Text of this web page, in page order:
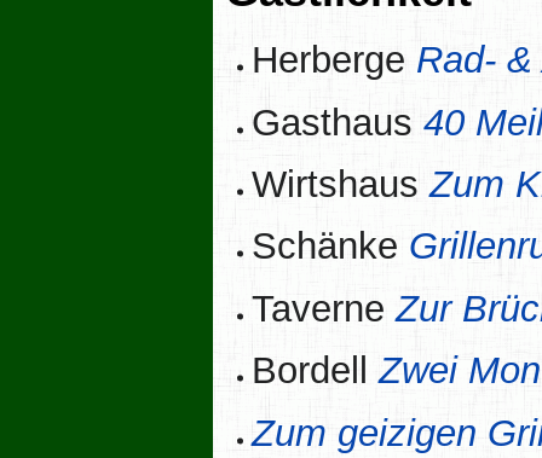
Herberge Rad-
Gasthaus40
WirtshausZum
Schänke
TaverneZur
BordellZwei
Zum geizigen